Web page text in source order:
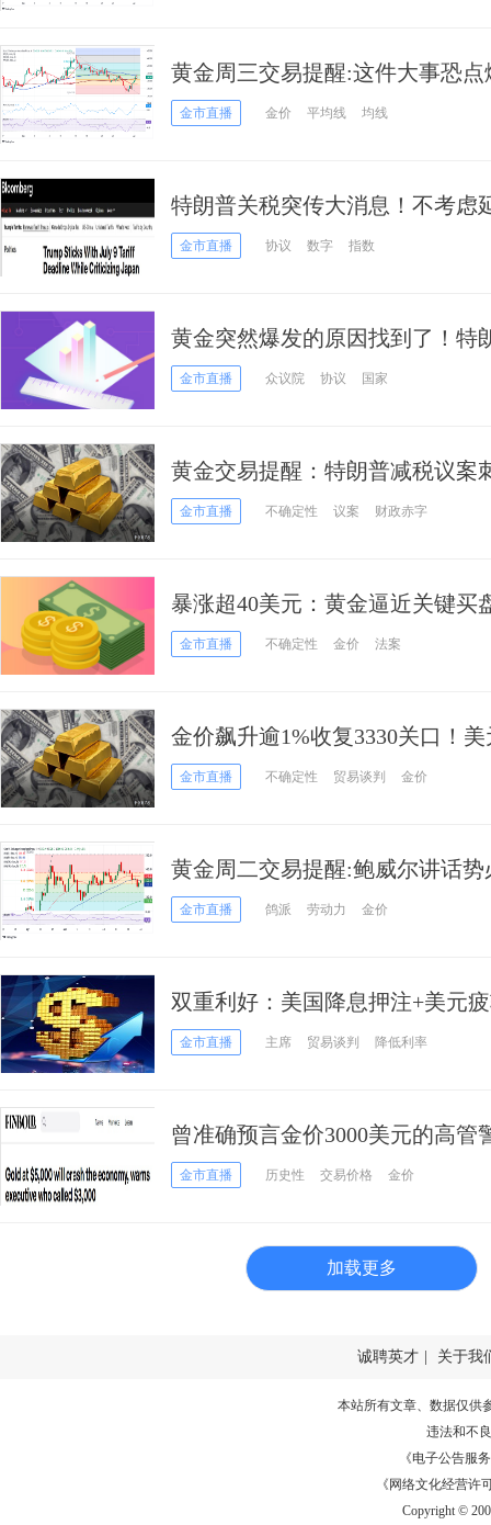
黄金周三交易提醒:这件大事恐点
析师黄金技术前景分析
金市直播 金价 平均线 均线
特朗普关税突传大消息！不考虑
商品加征35%关税
金市直播 协议 数字 指数
黄金突然爆发的原因找到了！特
金价大涨近36美元 如何交易黄金
金市直播 众议院 协议 国家
黄金交易提醒：特朗普减税议案
一周高位，关注就业数据表现
金市直播 不确定性 议案 财政赤字
暴涨超40美元：黄金逼近关键买
袭，别忘了特朗普关键投票
金市直播 不确定性 金价 法案
金价飙升逾1%收复3330关口！
掀起黄金热潮
金市直播 不确定性 贸易谈判 金价
黄金周二交易提醒:鲍威尔讲话势
级分析师金价技术分析
金市直播 鸽派 劳动力 金价
双重利好：美国降息押注+美元
技术面发出新信号
金市直播 主席 贸易谈判 降低利率
曾准确预言金价3000美元的高管
平将预示经济崩溃
金市直播 历史性 交易价格 金价
加载更多
诚聘英才 关于我
本站所有文章、数据仅供
违法和不
《电子公告服务
《网络文化经营许
Copyright ©